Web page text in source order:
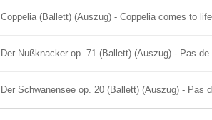
Coppelia (Ballett) (Auszug) - Coppelia comes to life
Der Nußknacker op. 71 (Ballett) (Auszug) - Pas de
Der Schwanensee op. 20 (Ballett) (Auszug) - Pas